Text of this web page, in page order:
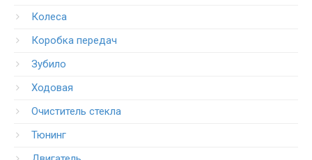
Колеса
Коробка передач
Зубило
Ходовая
Очиститель стекла
Тюнинг